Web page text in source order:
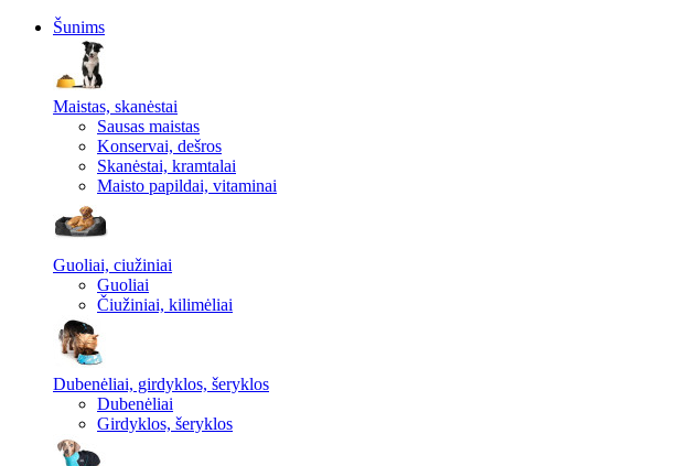
Šunims
Maistas, skanėstai
Sausas maistas
Konservai, dešros
Skanėstai, kramtalai
Maisto papildai, vitaminai
Guoliai, ciužiniai
Guoliai
Čiužiniai, kilimėliai
Dubenėliai, girdyklos, šeryklos
Dubenėliai
Girdyklos, šeryklos